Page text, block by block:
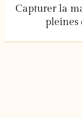
Capturer la
pleines